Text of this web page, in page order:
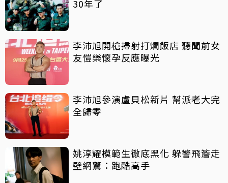
30年了
李沛旭開槍掃射打爛飯店 聽聞前女
友愷樂懷孕反應曝光
李沛旭參演盧貝松新片 幫派老大完
全歸零
姚淳耀模範生徹底黑化 躲警飛簷走
壁網驚：跑酷高手